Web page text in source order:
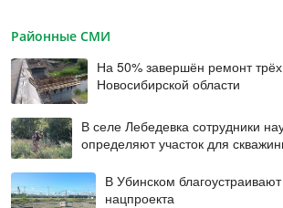
Районные СМИ
На 50% завершён ремонт
Новосибирской области
В селе Лебедевка сотрудники
определяют участок для
В Убинском
нацпроекта